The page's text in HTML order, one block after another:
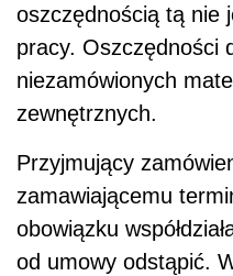
oszczędnością tą nie
pracy. Oszczędności
niezamówionych
zewnętrznych.
Przyjmujący
zamawiającemu
obowiązku
od umowy odstąpić.